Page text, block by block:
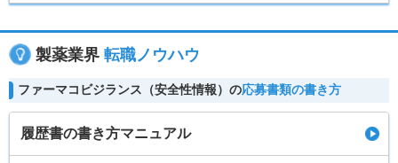
製薬業界 転職ノウハウ
ファーマコビジランス（安全性情報）の応募書類の書き方
履歴書の書き方マニュアル